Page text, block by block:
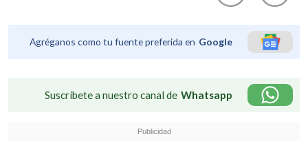
Agréganos como tu fuente preferida en Google
Suscríbete a nuestro canal de Whatsapp